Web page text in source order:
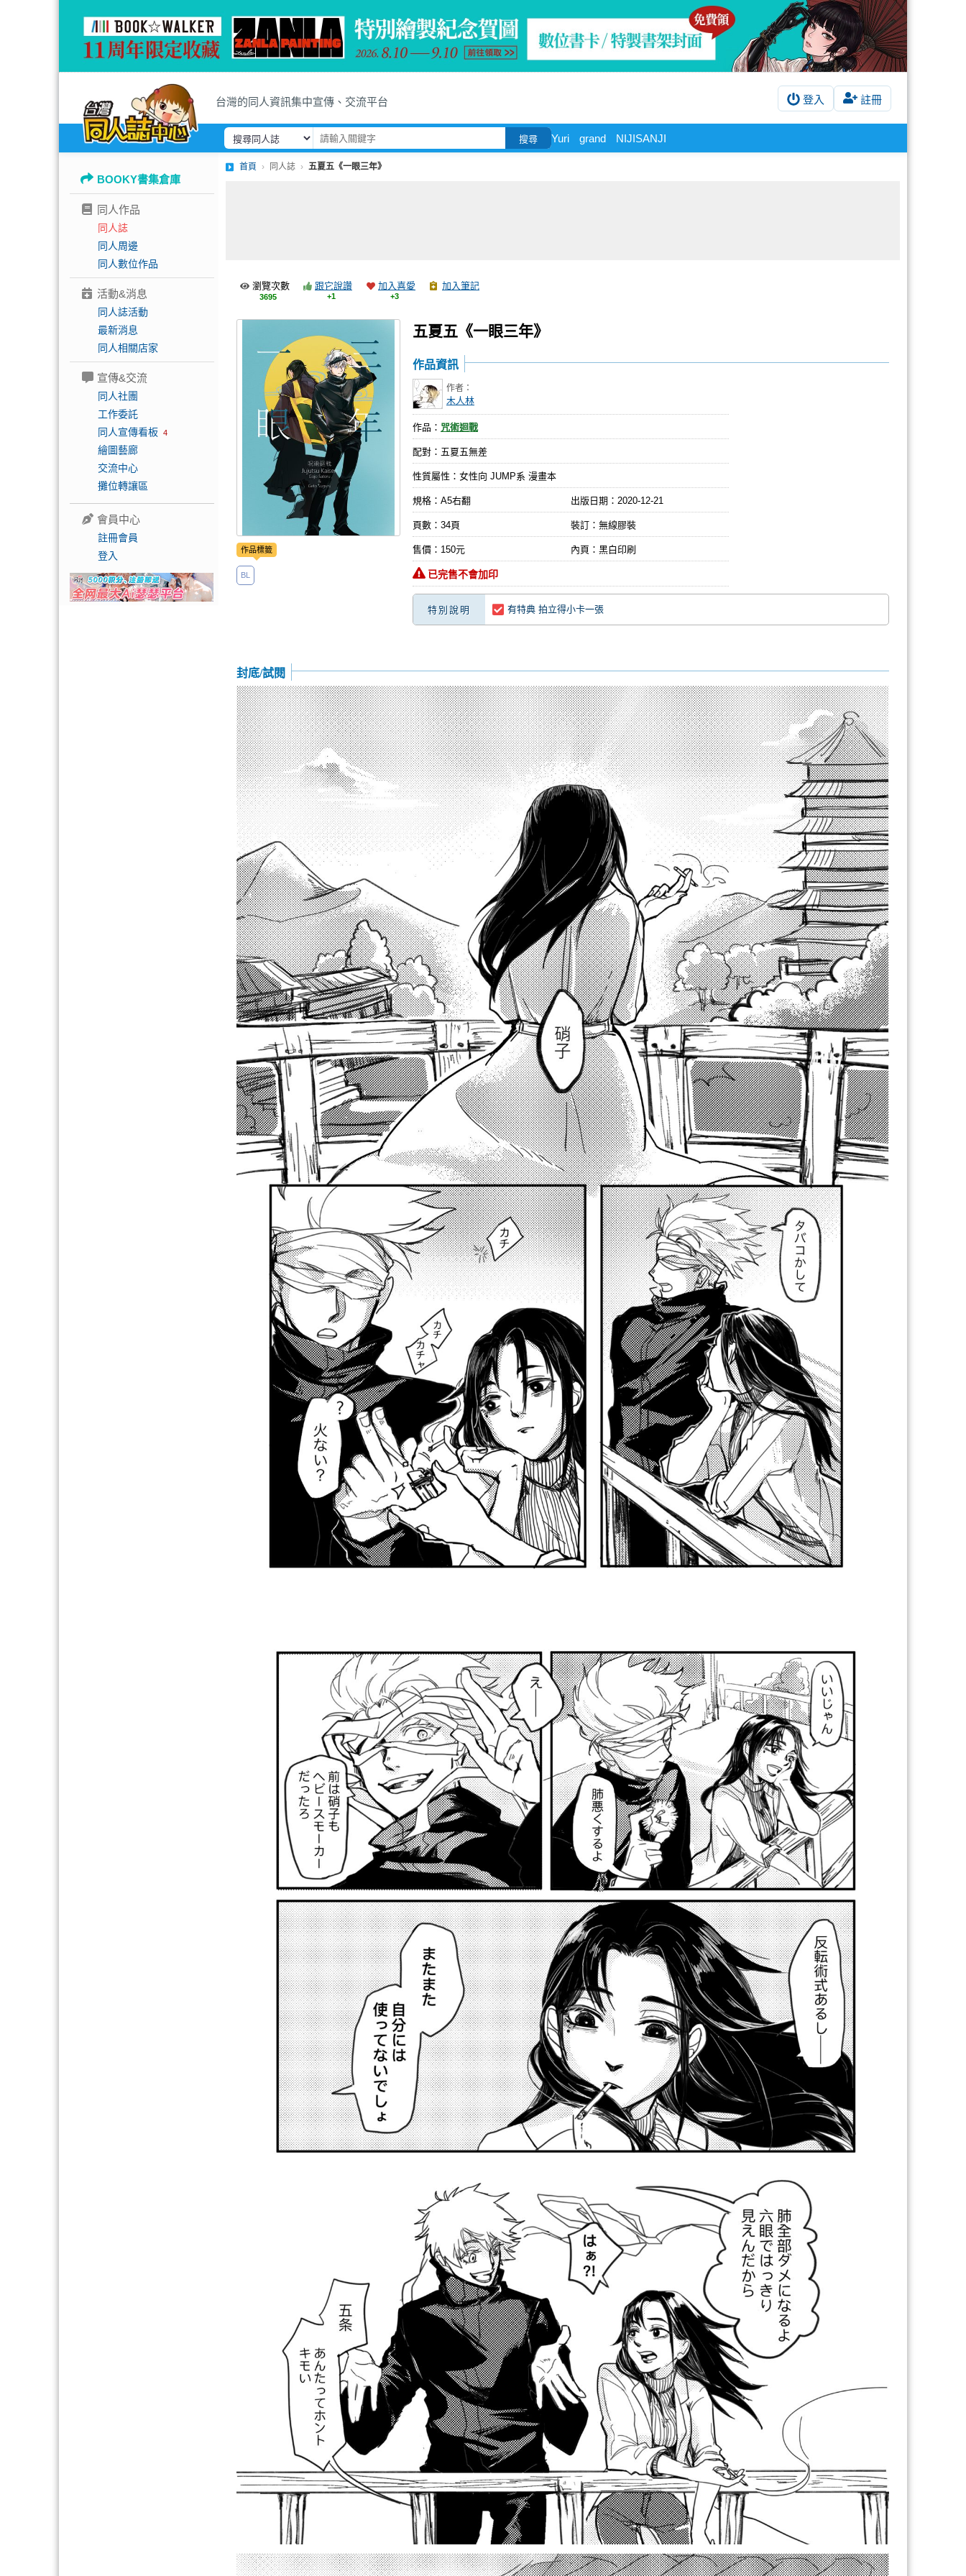
台灣的同人資訊集中宣傳、交流平台 登入 註冊
搜尋 Yuri grand NIJISANJI
BOOKY書集倉庫
同人作品
同人誌
同人周邊
同人數位作品
活動&消息
同人誌活動
最新消息
同人相關店家
宣傳&交流
同人社團
工作委託
同人宣傳看板 4
繪圖藝廊
交流中心
攤位轉讓區
會員中心
註冊會員
登入
首頁 同人誌 五夏五《一眼三年》
瀏覽次數
3695
跟它說讚
+1
加入喜愛
+3
加入筆記
五夏五《一眼三年》
作品標籤
BL
作品資訊
作者：
木人林
作品： 咒術迴戰
配對：五夏五無差
性質屬性：女性向 JUMP系 漫畫本
規格：A5右翻 出版日期： 2020-12-21
頁數：34頁 裝訂：無線膠裝
售價：150元 內頁：黑白印刷
已完售不會加印
特別說明 有特典 拍立得小卡一張
封底/試閱